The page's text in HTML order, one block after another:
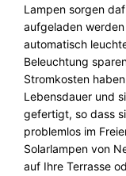
Lampen sorgen
aufgeladen
automatisch
Beleuchtung
Stromkosten
Lebensdauer und
gefertigt, so dass
problemlos im
Solarlampen von
auf Ihre Terrasse